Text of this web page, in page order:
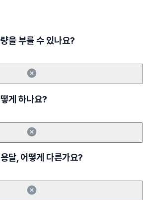
을 부를 수 있나요?
게 하나요?
달, 어떻게 다른가요?